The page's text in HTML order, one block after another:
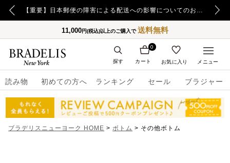
【重要】日本郵便の障害による配送への影響についてのお詫び
11,000円(税込)以上のご購入で送料無料
読み物 初めての方へ ランキング セール ブラジャー
カート
0
お気に入り
探す メニュー
ブラデリスニューヨーク HOME ボトム その他ボトム